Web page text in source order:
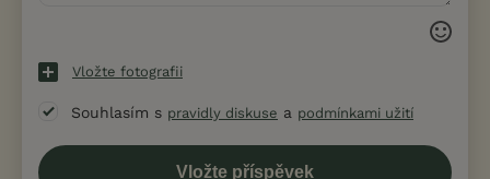
Vložte fotografii
Souhlasím s pravidly diskuse a podmínkami užití